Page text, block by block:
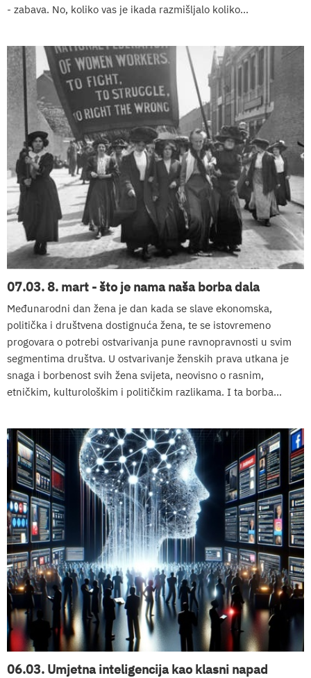
- zabava. No, koliko vas je ikada razmišljalo koliko...
07.03. 8. mart - što je nama naša borba dala
Međunarodni dan žena je dan kada se slave ekonomska,
politička i društvena dostignuća žena, te se istovremeno
progovara o potrebi ostvarivanja pune ravnopravnosti u svim
segmentima društva. U ostvarivanje ženskih prava utkana je
snaga i borbenost svih žena svijeta, neovisno o rasnim,
etničkim, kulturološkim i političkim razlikama. I ta borba...
06.03. Umjetna inteligencija kao klasni napad